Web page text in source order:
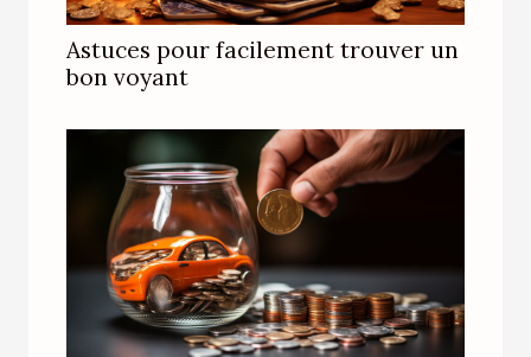
Astuces pour facilement trouver un
bon voyant